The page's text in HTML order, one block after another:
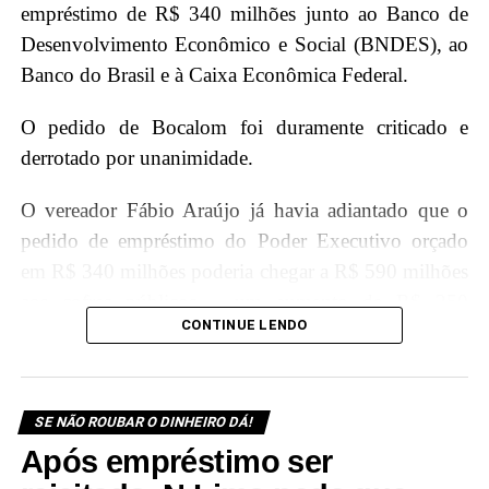
empréstimo de R$ 340 milhões junto ao Banco de
Desenvolvimento Econômico e Social (BNDES), ao
Banco do Brasil e à Caixa Econômica Federal.
O pedido de Bocalom foi duramente criticado e
derrotado por unanimidade.
O vereador Fábio Araújo já havia adiantado que o
pedido de empréstimo do Poder Executivo orçado
aos cofres públicos – um aumento de R$ 250
milhões, cerca de 73,5%
A rejeição ao PLC foi tamanha que a rejeição foi
unânime, sendo esta um das maiores derrotas
políticas do prefeito
mandato. Durante o dia, os vereadores trataram cobre
CONTINUE LENDO
SE NÃO ROUBAR O DINHEIRO DÁ!
Após empréstimo ser